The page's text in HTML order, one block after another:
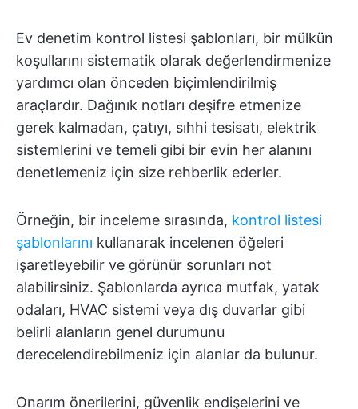
Ev denetim kontrol listesi şablonları, bir mülkün
koşullarını sistematik olarak değerlendirmenize
yardımcı olan önceden biçimlendirilmiş
araçlardır. Dağınık notları deşifre etmenize
gerek kalmadan, çatıyı, sıhhi tesisatı, elektrik
sistemlerini ve temeli gibi bir evin her alanını
denetlemeniz için size rehberlik ederler.
Örneğin, bir inceleme sırasında, kontrol listesi
şablonlarını kullanarak incelenen öğeleri
işaretleyebilir ve görünür sorunları not
alabilirsiniz. Şablonlarda ayrıca mutfak, yatak
odaları, HVAC sistemi veya dış duvarlar gibi
belirli alanların genel durumunu
derecelendirebilmeniz için alanlar da bulunur.
Onarım önerilerini, güvenlik endişelerini ve